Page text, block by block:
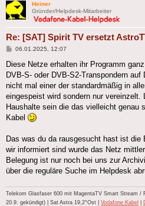
Heiner
Gründer/Helpdesk-Mitarbeiter
Re: [SAT] Spirit TV ersetzt
Beitrag
06.01.2025, 12:07
Diese Netze erhalten ihr Programm
DVB-S- oder DVB-S2-Transpondern
nicht mal einer der standardmäßig in
eingespeist wird sondern nur vereinzelt.
Haushalte sein die das vielleicht genau
Kabel
Das was du da rausgesucht hast ist die
wir informiert sind wurde das Netz
Belegung ist nur noch bei uns zur
über die reguläre Suche im Helpdesk
Telekom Glasfaser 600 mit MagentaTV Smart Stream /
20.9. gekündigt) | Sat Astra 19,2°Ost | Vodafone Kabel